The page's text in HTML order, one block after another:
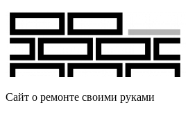
Сайт о ремонте своими руками